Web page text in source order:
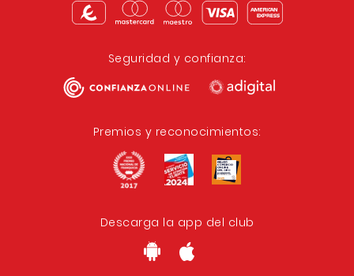
Seguridad y confianza:
Premios y reconocimientos:
Descarga la app del club